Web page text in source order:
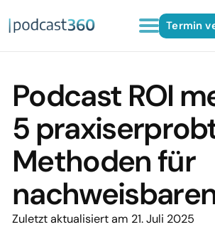
Termin
Podcast ROI
5
Methoden für
Zuletzt aktualisiert am 21. Juli 2025